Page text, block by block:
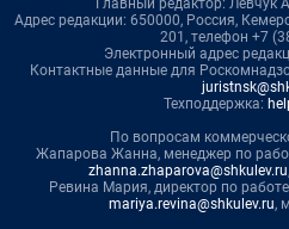
Главный редактор: Левчук
Адрес редакции: 650000, Россия,
201, телефон +7
Электронный адрес
Контактные данные для
Техподдержка:
По вопросам
Жапарова Жанна, менеджер по
zhanna.zhaparova@shkulev.ru
Ревина Мария, директор по
mariya.revina@shkulev.ru,